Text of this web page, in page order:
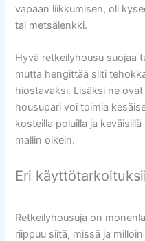
vapaan liikkumisen, oli
tai metsälenkki.
Hyvä retkeilyhousu suojaa
mutta hengittää silti
hiostavaksi. Lisäksi ne
housupari voi toimia
kosteilla poluilla ja
mallin oikein.
Eri
Retkeilyhousuja on
riippuu siitä, missä ja